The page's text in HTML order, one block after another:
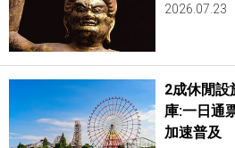
2026.07.23
2成休閒
庫:一日通
加速普及